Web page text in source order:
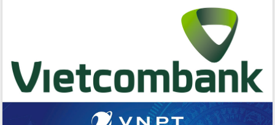
Phó Bí thư Tỉnh ủy Đắk Lắk Đỗ Hữu
Huy giữ chức Bí thư Đảng ủy Ủy Ban
Nhân dân tỉnh
Bệnh án điện tử thúc đẩy chuyển đổi